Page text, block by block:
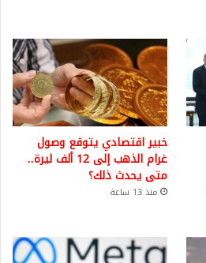
خبير اقتصادي يتوقع وصول
غرام الذهب إلى 12 ألف ليرة..
متى يحدث ذلك؟
منذ 13 ساعة